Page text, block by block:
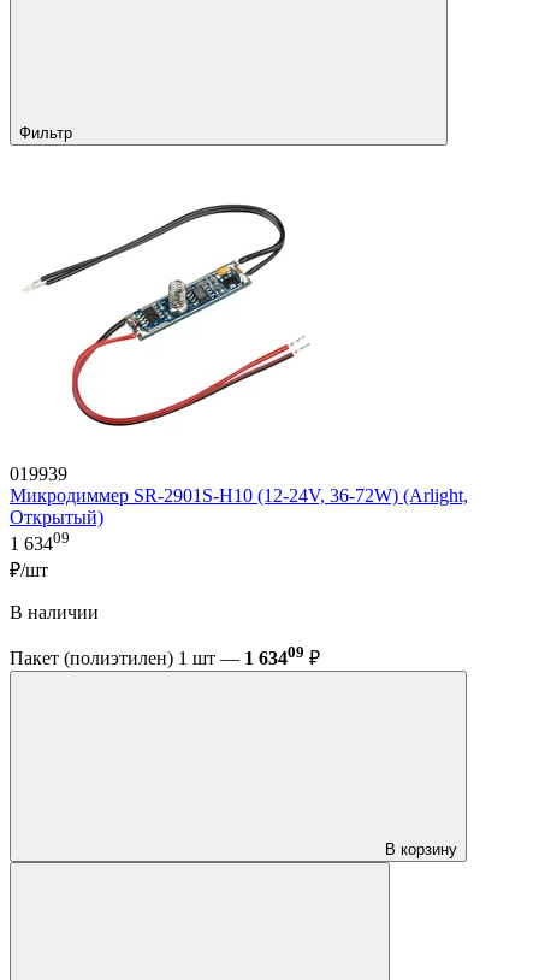
Фильтр
019939
Микродиммер SR-2901S-H10 (12-24V, 36-72W) (Arlight,
Открытый)
1 63409
₽/шт
В наличии
Пакет (полиэтилен) 1 шт — 1 63409 ₽
В корзину